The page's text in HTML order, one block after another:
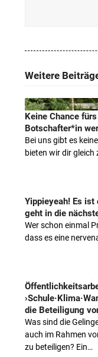
Weitere
Keine Chance
Botschafter*in
Bei uns gibt es
bieten wir dir gleich
Yippieyeah! Es ist
geht in die
Wer schon einmal
dass es eine
die Beteiligung
Was sind die
auch im Rahmen
zu beteiligen? Ein…